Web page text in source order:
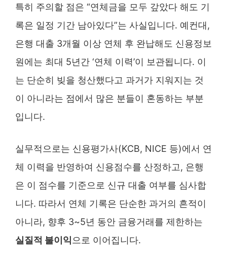
특히 주의할 점은 “연체금을 모두 갚았다 해도 기
록은 일정 기간 남아있다”는 사실입니다. 예컨대,
은행 대출 3개월 이상 연체 후 완납해도 신용정보
원에는 최대 5년간 ‘연체 이력’이 보관됩니다. 이
는 단순히 빚을 청산했다고 과거가 지워지는 것
이 아니라는 점에서 많은 분들이 혼동하는 부분
입니다.
실무적으로는 신용평가사(KCB, NICE 등)에서 연
체 이력을 반영하여 신용점수를 산정하고, 은행
은 이 점수를 기준으로 신규 대출 여부를 심사합
니다. 따라서 연체 기록은 단순한 과거의 흔적이
아니라, 향후 3~5년 동안 금융거래를 제한하는
실질적 불이익 으로 이어집니다.